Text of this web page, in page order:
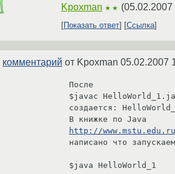
Kpoxman ★★ (
Показать ответ Ссылка
комментарий от Kpoxman 05.02.2007
После
$javac
создается:
http://
написано что
$java HelloWorld_1